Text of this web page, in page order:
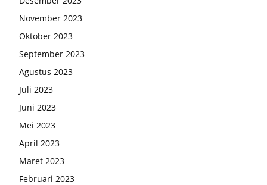
November 2023
Oktober 2023
September 2023
Agustus 2023
Juli 2023
Juni 2023
Mei 2023
April 2023
Maret 2023
Februari 2023